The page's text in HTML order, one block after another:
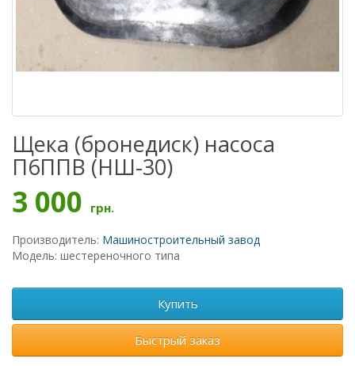
Щека (бронедиск) насоса
П6ППВ (НШ-30)
3 000 грн.
Производитель: Машиностроительный завод
Модель: шестереночного типа
Купить
Быстрый заказ